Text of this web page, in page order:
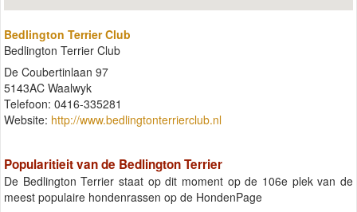
Bedlington Terrier Club
Bedlington Terrier Club
De Coubertinlaan 97
5143AC Waalwyk
Telefoon: 0416-335281
Website: http://www.bedlingtonterrierclub.nl
Popularitieit van de Bedlington Terrier
De Bedlington Terrier staat op dit moment op de 106e plek van de
meest populaire hondenrassen op de HondenPage